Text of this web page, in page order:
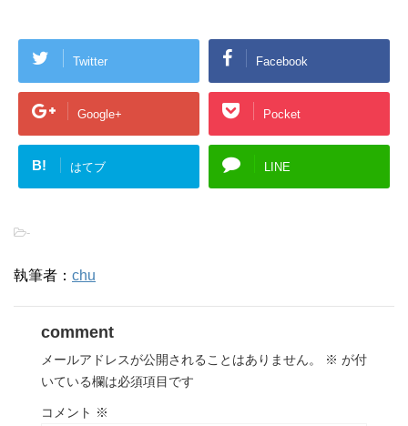
Twitter Facebook
Google+ Pocket
B! はてブ LINE
-
執筆者： chu
comment
メールアドレスが公開されることはありません。 ※ が付
いている欄は必須項目です
コメント ※